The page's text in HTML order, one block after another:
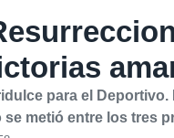
para el
metió entre los tres